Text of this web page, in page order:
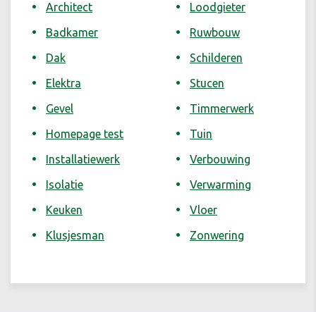
Architect
Badkamer
Dak
Elektra
Gevel
Homepage test
Installatiewerk
Isolatie
Keuken
Klusjesman
Loodgieter
Ruwbouw
Schilderen
Stucen
Timmerwerk
Tuin
Verbouwing
Verwarming
Vloer
Zonwering